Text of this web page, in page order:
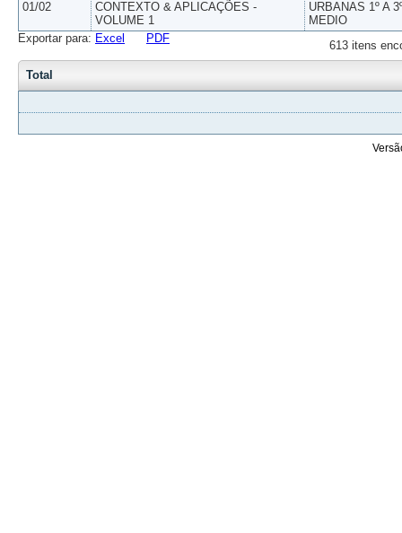
01/02
CONTEXTO & APLICAÇÕES -
VOLUME 1
URBANAS 1º A
MEDIO
613 itens
Exportar para: Excel PDF
Total